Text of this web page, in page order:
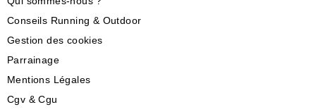
Conseils Running & Outdoor
Gestion des cookies
Parrainage
Mentions Légales
Cgv & Cgu